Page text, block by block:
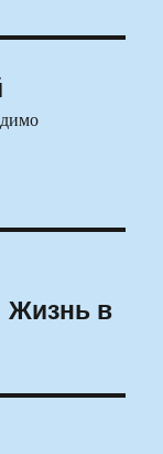
Жизнь в